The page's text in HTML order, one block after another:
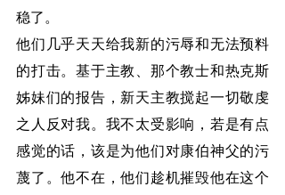
稳了。
他们几乎天天给我新的污辱和无法预料
的打击。基于主教、那个教士和热克斯
姊妹们的报告，新天主教搅起一切敬虔
之人反对我。我不太受影响，若是有点
感觉的话，该是为他们对康伯神父的污
蔑了。他不在，他们趁机摧毁他在这个